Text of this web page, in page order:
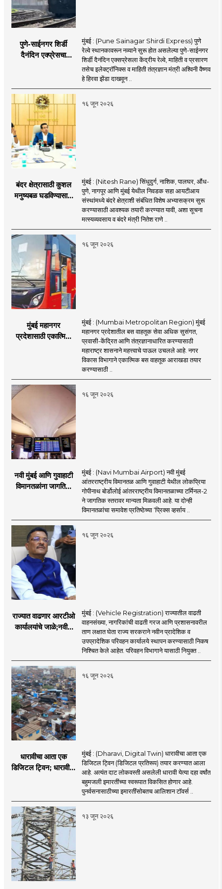
पुणे-साईनगर शिर्डी
दैनंदिन एक्प्रेसचा
हिरवा झेंडा
मुंबई : (Pune Sainagar Shirdi Express) पुणे
रेल्वे स्थानकावरून नव्याने सुरू होत असलेल्या पुणे-साईनगर
शिर्डी दैनंदिन एक्सप्रेसला केंद्रीय रेल्वे, माहिती व प्रसारण
तसेच इलेक्ट्रॉनिक्स व माहिती तंत्रज्ञान मंत्री अश्विनी वैष्णव
हे हिरवा झेंडा दाखवून ..
१६ जून २०२६
बंदर क्षेत्रासाठी कुशल
मनुष्यबळ घडविण्यासाठी
अभ्यासक्रम - मंत्री
नितेश राणे
मुंबई : (Nitesh Rane) सिंधुदुर्ग, नाशिक, पालघर, औंध-
पुणे, नागपूर आणि मुंबई येथील निवडक सहा आयटीआय
संस्थांमध्ये बंदरे क्षेत्राशी संबंधित विशेष अभ्यासक्रम सुरू
करण्यासाठी आवश्यक तयारी करण्यात यावी, अशा सूचना
मत्स्यव्यवसाय व बंदरे मंत्री नितेश राणे ..
१६ जून २०२६
मुंबई महानगर
प्रदेशासाठी एकात्मिक
मुंबई : (Mumbai Metropolitan Region) मुंबई
महानगर प्रदेशातील बस वाहतूक सेवा अधिक सुसंगत,
प्रवासी-केंद्रित आणि तंत्रज्ञानाधारित करण्यासाठी
महाराष्ट्र शासनाने महत्त्वाचे पाऊल उचलले आहे. नगर
विकास विभागाने एकात्मिक बस वाहतूक आराखडा तयार
करण्यासाठी ..
१६ जून २०२६
नवी मुंबई आणि गुवाहाटी
विमानतळांना जागतिक
मुंबई : (Navi Mumbai Airport) नवी मुंबई
आंतरराष्ट्रीय विमानतळ आणि गुवाहाटी येथील लोकप्रिया
गोपीनाथ बोर्डोलोई आंतरराष्ट्रीय विमानतळाच्या टर्मिनल-2
ने जागतिक स्तरावर मान्यता मिळवली आहे. या दोन्ही
विमानतळांचा समावेश प्रतिष्ठेच्या ‘प्रिक्स व्हर्साय ..
१६ जून २०२६
राज्यात वाढणार आरटीओ
कार्यालयांचे जाळे;नवीन
मुंबई : (Vehicle Registration) राज्यातील वाढती
वाहनसंख्या, नागरिकांची वाढती गरज आणि प्रशासनावरील
ताण लक्षात घेता राज्य सरकराने नवीन प्रादेशिक व
उपप्रादेशिक परिवहन कार्यालये स्थापन करण्यासाठी निकष
निश्चित केले आहेत. परिवहन विभागाने यासाठी नियुक्त ..
१६ जून २०२६
धारावीचा आता एक
डिजिटल ट्विन; धारावीची
मुंबई : (Dharavi, Digital Twin) धारावीचा आता एक
डिजिटल ट्विन (डिजिटल प्रतिरूप) तयार करण्यात आला
आहे. अत्यंत दाट लोकवस्ती असलेली धारावी येत्या दहा वर्षांत
बहुमजली इमारतींच्या स्वरूपात विकसित होणार आहे.
पुनर्वसनासाठीच्या इमारतींसोबतच आलिशान टॉवर्स ..
१३ जून २०२६